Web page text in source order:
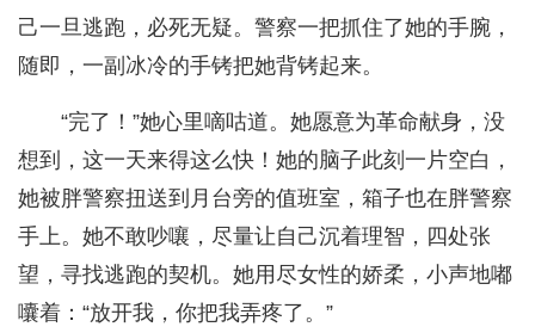
己一旦逃跑，必死无疑。警察一把抓住了她的手腕，
随即，一副冰冷的手铐把她背铐起来。
“完了！”她心里嘀咕道。她愿意为革命献身，没
想到，这一天来得这么快！她的脑子此刻一片空白，
她被胖警察扭送到月台旁的值班室，箱子也在胖警察
手上。她不敢吵嚷，尽量让自己沉着理智，四处张
望，寻找逃跑的契机。她用尽女性的娇柔，小声地嘟
囔着：“放开我，你把我弄疼了。”